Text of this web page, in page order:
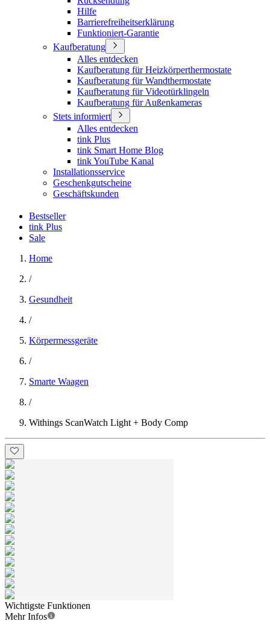
Hilfe
Barrierefreiheitserklärung
Funktioniert-Garantie
Kaufberatung
Alles entdecken
Kaufberatung für Heizkörperthermostate
Kaufberatung für Wandthermostate
Kaufberatung für Videotürklingeln
Kaufberatung für Außenkameras
Stets informiert
Alles entdecken
tink Plus
tink Smart Home Blog
tink YouTube Kanal
Installationsservice
Geschenkgutscheine
Geschäftskunden
Bestseller
tink Plus
Sale
Home
/
Gesundheit
/
Körpermessgeräte
/
Smarte Waagen
/
Withings ScanWatch Light + Body Comp
Wichtigste Funktionen
Mehr Infos